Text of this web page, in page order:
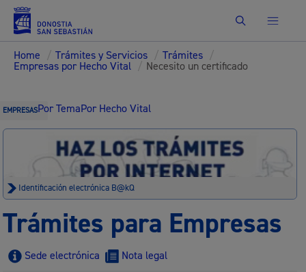
Buscar
Home / Trámites y Servicios / Trámites /
Empresas por Hecho Vital / Necesito un certificado
EMPRESASPor TemaPor Hecho Vital
Identificación electrónica B@kQ
Trámites para Empresas
Sede electrónica Nota legal